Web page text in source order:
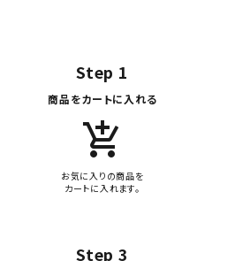
Step 1
商品をカートに入れる
add_shopping_cart
お気に入りの商品を
カートに入れます。
Step 3